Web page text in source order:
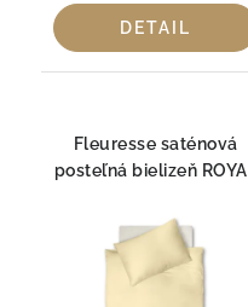
DETAIL
Fleuresse saténová
posteľná bielizeň ROYAL